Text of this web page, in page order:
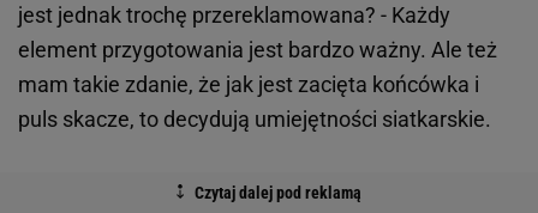
jest jednak trochę przereklamowana? - Każdy
element przygotowania jest bardzo ważny. Ale też
mam takie zdanie, że jak jest zacięta końcówka i
puls skacze, to decydują umiejętności siatkarskie.